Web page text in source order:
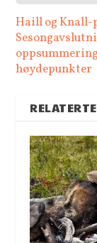
Haill og Knall-
høydepunkter